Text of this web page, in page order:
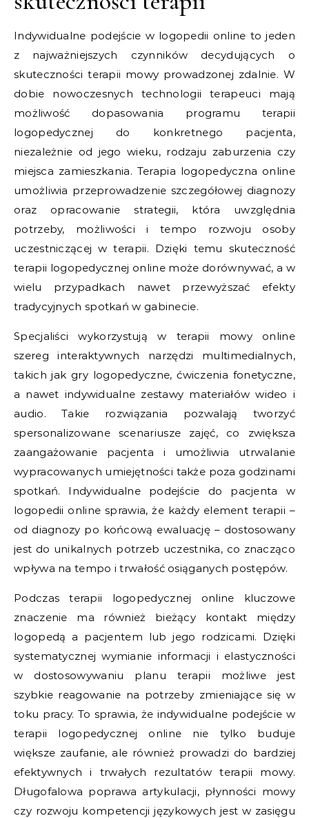
Indywidualne podejście w logopedii online to jeden
z najważniejszych czynników decydujących o
skuteczności terapii mowy prowadzonej zdalnie. W
dobie nowoczesnych technologii terapeuci mają
możliwość dopasowania programu terapii
logopedycznej do konkretnego pacjenta,
niezależnie od jego wieku, rodzaju zaburzenia czy
miejsca zamieszkania. Terapia logopedyczna online
umożliwia przeprowadzenie szczegółowej diagnozy
oraz opracowanie strategii, która uwzględnia
potrzeby, możliwości i tempo rozwoju osoby
uczestniczącej w terapii. Dzięki temu skuteczność
terapii logopedycznej online może dorównywać, a w
wielu przypadkach nawet przewyższać efekty
tradycyjnych spotkań w gabinecie.
Specjaliści wykorzystują w terapii mowy online
szereg interaktywnych narzędzi multimedialnych,
takich jak gry logopedyczne, ćwiczenia fonetyczne,
a nawet indywidualne zestawy materiałów wideo i
audio. Takie rozwiązania pozwalają tworzyć
spersonalizowane scenariusze zajęć, co zwiększa
zaangażowanie pacjenta i umożliwia utrwalanie
wypracowanych umiejętności także poza godzinami
spotkań. Indywidualne podejście do pacjenta w
logopedii online sprawia, że każdy element terapii –
od diagnozy po końcową ewaluację – dostosowany
jest do unikalnych potrzeb uczestnika, co znacząco
wpływa na tempo i trwałość osiąganych postępów.
Podczas terapii logopedycznej online kluczowe
znaczenie ma również bieżący kontakt między
logopedą a pacjentem lub jego rodzicami. Dzięki
systematycznej wymianie informacji i elastyczności
w dostosowywaniu planu terapii możliwe jest
szybkie reagowanie na potrzeby zmieniające się w
toku pracy. To sprawia, że indywidualne podejście w
terapii logopedycznej online nie tylko buduje
większe zaufanie, ale również prowadzi do bardziej
efektywnych i trwałych rezultatów terapii mowy.
Długofalowa poprawa artykulacji, płynności mowy
czy rozwoju kompetencji językowych jest w zasięgu